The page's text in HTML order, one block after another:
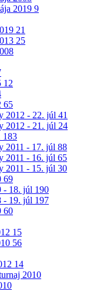
2019 9
21
25
12
65
2012 - 22. júl 41
2012 - 21. júl 24
183
2011 - 17. júl 88
2011 - 16. júl 65
2011 - 15. júl 30
69
- 18. júl 190
- 19. júl 197
60
15
56
14
2010